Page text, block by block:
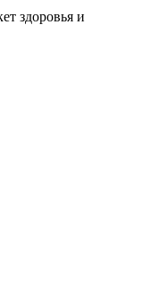
здоровья и